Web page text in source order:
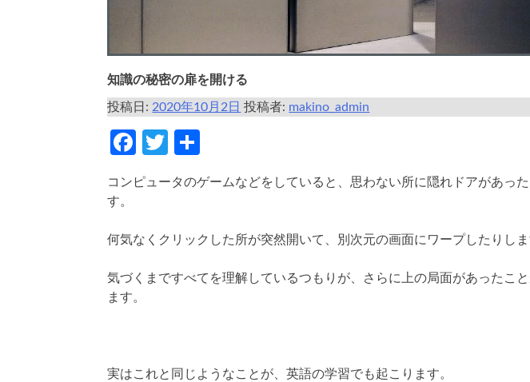
知識の秘密の扉を開ける
投稿日:2020年10月2日 投稿者: makino_admin
Facebook
Twitter
コンピュータのゲームなどをしていると、思わない所に隠れドアがあった
す。
何気なくクリックした所が突然開いて、別次元の画面にワープしたりしま
気づくまですべてを理解しているつもりが、さらに上の局面があったこと
ます。
実はこれと同じようなことが、英語の学習でも起こります。